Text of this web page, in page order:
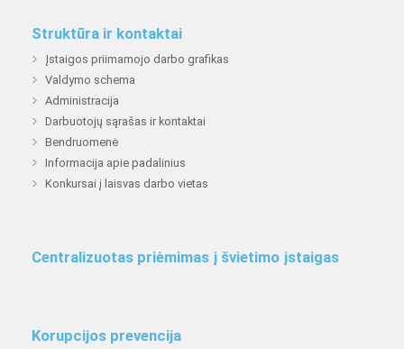
Struktūra ir kontaktai
Įstaigos priimamojo darbo grafikas
Valdymo schema
Administracija
Darbuotojų sąrašas ir kontaktai
Bendruomenė
Informacija apie padalinius
Konkursai į laisvas darbo vietas
Centralizuotas priėmimas į švietimo įstaigas
Korupcijos prevencija